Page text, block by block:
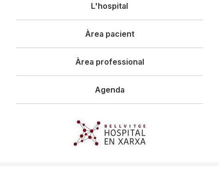
principal
L'hospital
Àrea pacient
Àrea professional
Agenda